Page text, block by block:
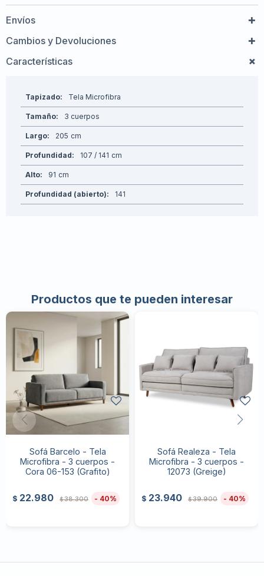
Envíos
Cambios y Devoluciones
Características
Tapizado Tela Microfibra
Tamaño 3 cuerpos
Largo 205
Profundidad 107 / 141
Alto 91
Profundidad (abierto) 141
Productos que te pueden interesar
Sofá Barcelo - Tela
Microfibra - 3 cuerpos -
Cora 06-153 (Grafito)
$ 22.980 $38.300 40
Sofá Realeza - Tela
Microfibra - 3 cuerpos -
12073 (Greige)
$ 23.940 $39.900 40